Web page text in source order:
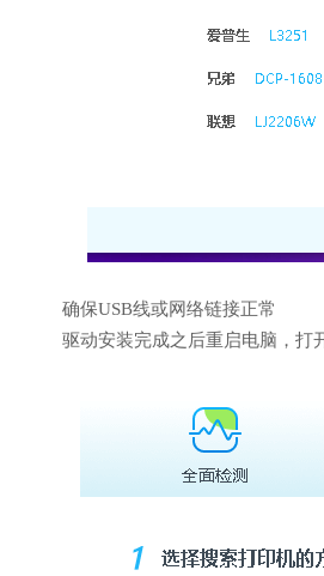
确保USB线或网络链接正常
驱动安装完成之后重启电脑，打